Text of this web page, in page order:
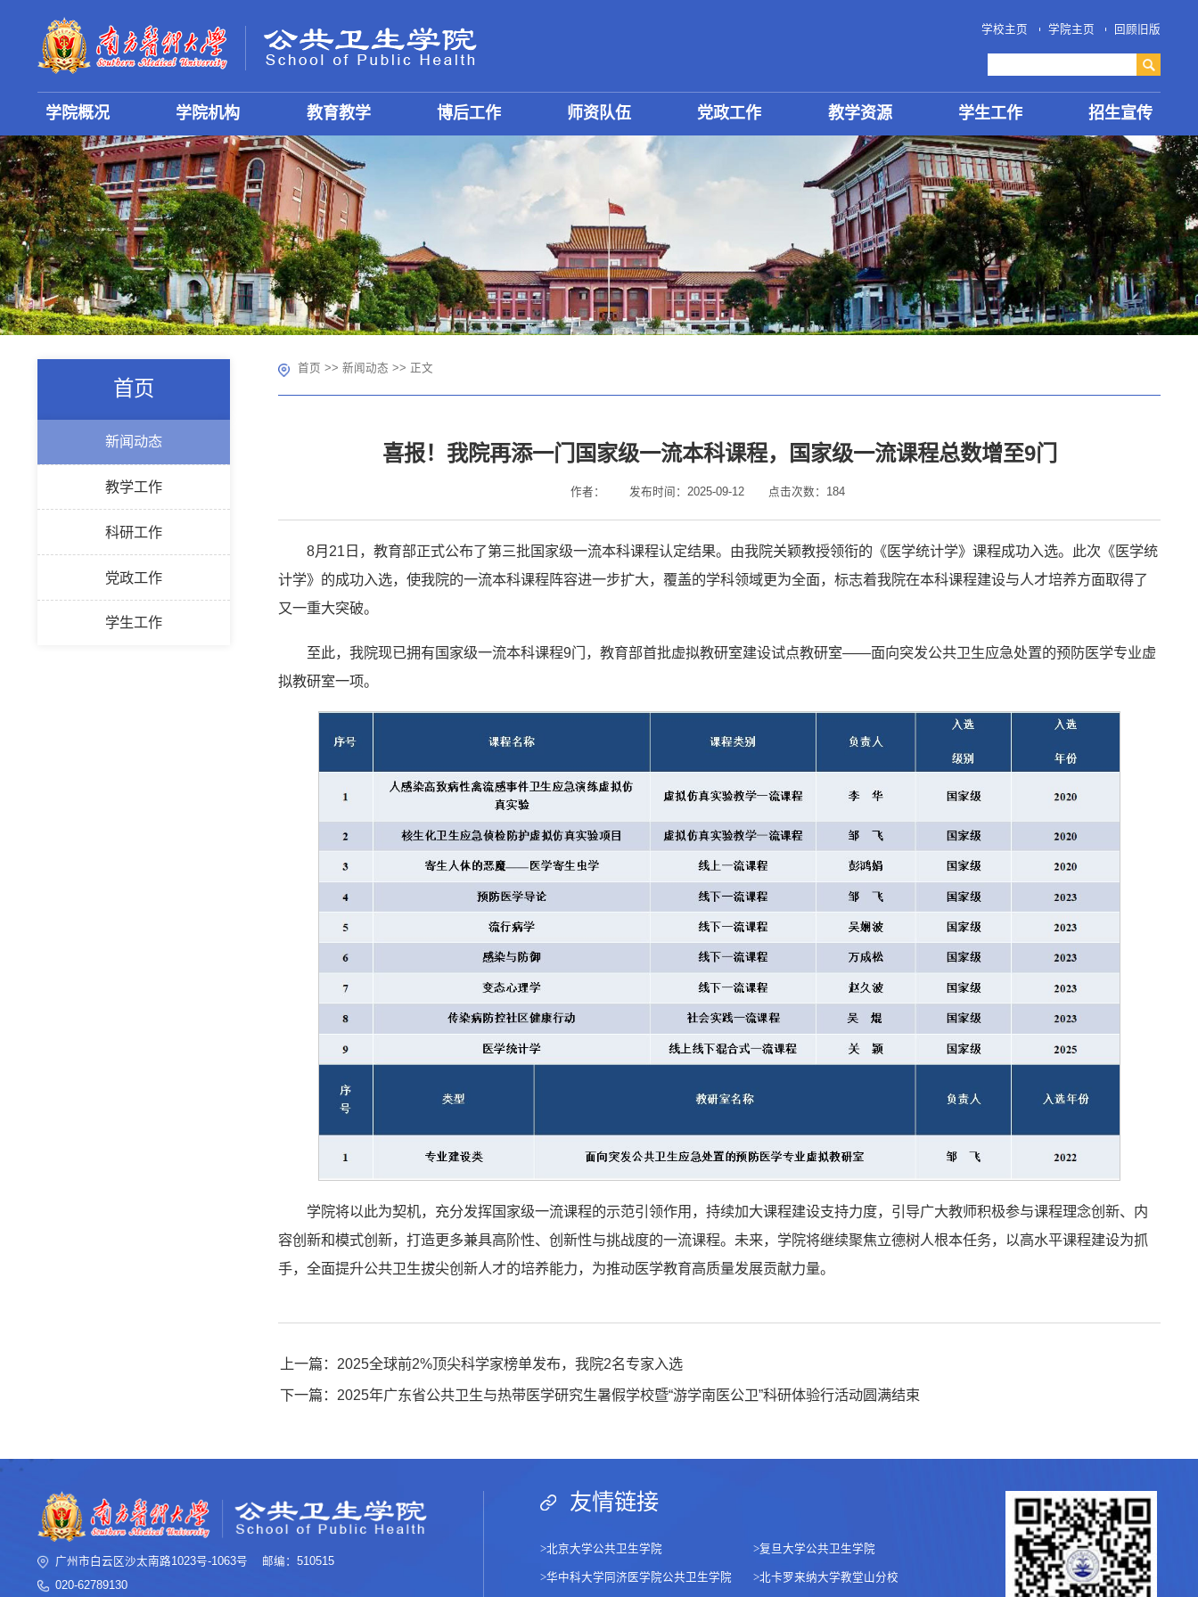
学校主页 学院主页 回顾旧版
学院概况 学院机构 教育教学 博后工作 师资队伍 党政工作 教学资源 学生工作 招生宣传
首页
新闻动态
教学工作
科研工作
党政工作
学生工作
首页 >> 新闻动态 >> 正文
喜报！我院再添一门国家级一流本科课程，国家级一流课程总数增至9门
作者： 发布时间：2025-09-12 点击次数： 184
8月21日，教育部正式公布了第三批国家级一流本科课程认定结果。由我院关颖教授领衔的《医学统计学》课程成功入选。此次《医学统
计学》的成功入选，使我院的一流本科课程阵容进一步扩大，覆盖的学科领域更为全面，标志着我院在本科课程建设与人才培养方面取得了
又一重大突破。
至此，我院现已拥有国家级一流本科课程9门，教育部首批虚拟教研室建设试点教研室——面向突发公共卫生应急处置的预防医学专业虚
拟教研室一项。
学院将以此为契机，充分发挥国家级一流课程的示范引领作用，持续加大课程建设支持力度，引导广大教师积极参与课程理念创新、内
容创新和模式创新，打造更多兼具高阶性、创新性与挑战度的一流课程。未来，学院将继续聚焦立德树人根本任务，以高水平课程建设为抓
手，全面提升公共卫生拔尖创新人才的培养能力，为推动医学教育高质量发展贡献力量。
上一篇：2025全球前2%顶尖科学家榜单发布，我院2名专家入选
下一篇：2025年广东省公共卫生与热带医学研究生暑假学校暨“游学南医公卫”科研体验行活动圆满结束
广州市白云区沙太南路1023号-1063号 邮编：510515
020-62789130
友情链接
>北京大学公共卫生学院 >复旦大学公共卫生学院
>华中科大学同济医学院公共卫生学院 >北卡罗来纳大学教堂山分校